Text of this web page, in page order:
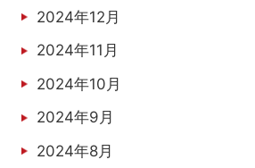
2024年12月
2024年11月
2024年10月
2024年9月
2024年8月